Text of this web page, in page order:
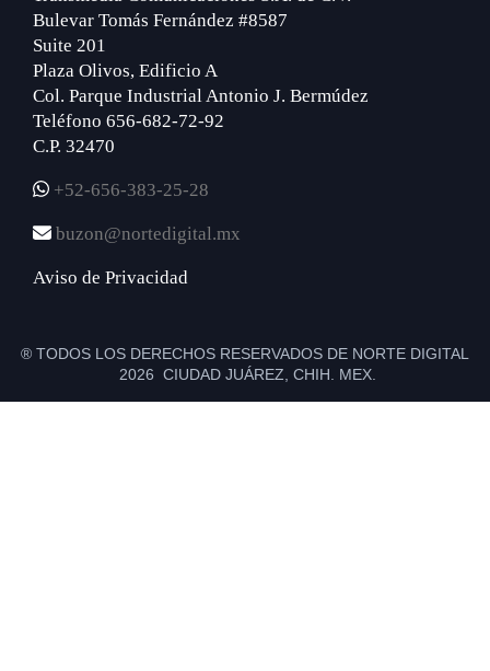
Bulevar Tomás Fernández #8587
Suite 201
Plaza Olivos, Edificio A
Col. Parque Industrial Antonio J. Bermúdez
Teléfono 656-682-72-92
C.P. 32470
+52-656-383-25-28
buzon@nortedigital.mx
Aviso de Privacidad
® TODOS LOS DERECHOS RESERVADOS DE NORTE DIGITAL
2026 CIUDAD JUÁREZ, CHIH. MEX.